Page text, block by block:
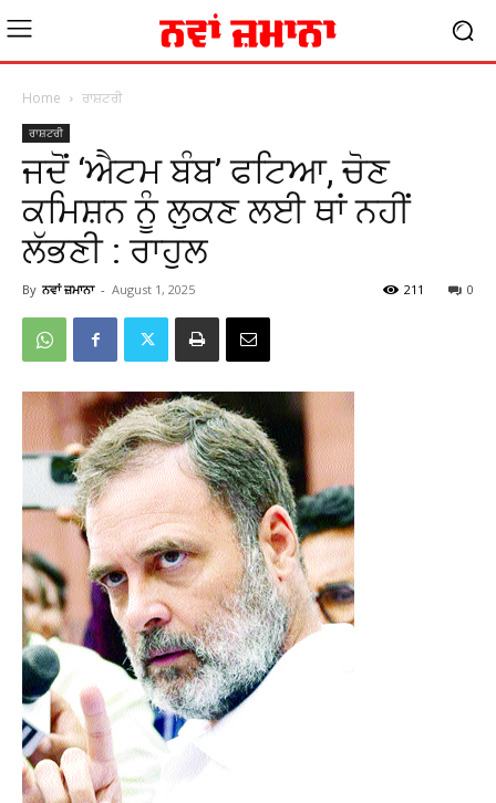
Home ਰਾਸ਼ਟਰੀ
ਰਾਸ਼ਟਰੀ
ਜਦੋਂ ‘ਐਟਮ ਬੰਬ’ ਫਟਿਆ, ਚੋਣ
ਕਮਿਸ਼ਨ ਨੂੰ ਲੁਕਣ ਲਈ ਥਾਂ ਨਹੀਂ
ਲੱਭਣੀ : ਰਾਹੁਲ
By ਨਵਾਂ ਜ਼ਮਾਨਾ - August 1, 2025 0
211